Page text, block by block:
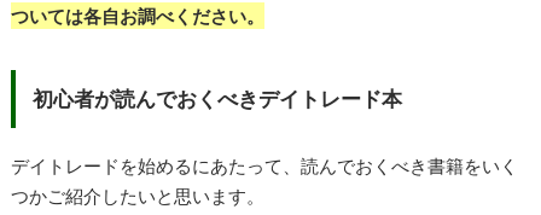
ついては各自お調べください。
初心者が読んでおくべきデイトレード本
デイトレードを始めるにあたって、読んでおくべき書籍をいく
つかご紹介したいと思います。